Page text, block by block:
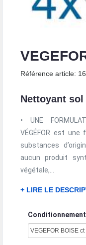
Référence article:
Nettoyant
• UNE
VÉGÉFOR est
substances
aucun produit
végétale,...
+ LIRE LE